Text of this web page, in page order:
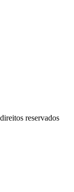
reservados